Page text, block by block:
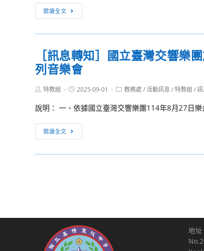
動
生
費
減
公
閱讀全文
息
轉
「114
學
度
音
樂
科
教
施
計
畫
［訊息轉知］國立臺灣交響樂
列音樂會
Post特教組
Post2025-09-01
Post教務處 /活動訊息 /特教組 /
說明： 一、依據國立臺灣交響樂團114年8月27日
閱讀全文
息
轉
響
樂
地址